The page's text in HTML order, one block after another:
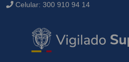
Celular: 300 910 94 14